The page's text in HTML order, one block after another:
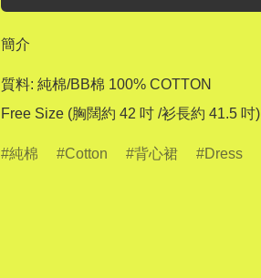
簡介
質料: 純棉/BB棉 100% COTTON
Free Size (胸闊約 42 吋 /衫長約 41.5 吋)
純棉 Cotton 背心裙 Dress